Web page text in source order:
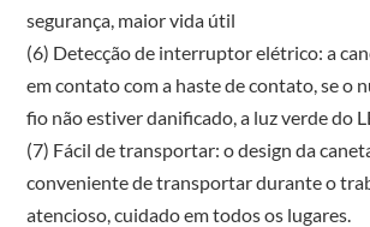
segurança, maior vida útil
(6) Detecção de interruptor elétrico: a
em contato com a haste de contato, se o
fio não estiver danificado, a luz verde do
(7) Fácil de transportar: o design da
conveniente de transportar durante o
atencioso, cuidado em todos os lugares.